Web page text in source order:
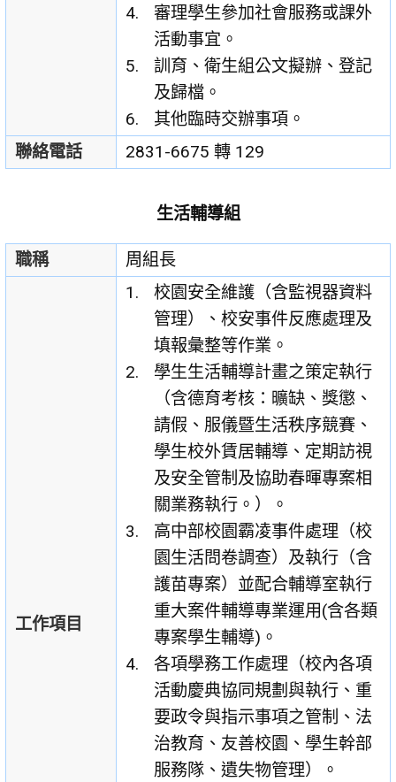
審理學生參加社會服務或課外
活動事宜。
訓育、衛生組公文擬辦、登記
及歸檔。
其他臨時交辦事項。
聯絡電話
2831-6675 轉 129
生活輔導組
職稱 周組長
工作項目
校園安全維護（含監視器資料
管理）、校安事件反應處理及
填報彙整等作業。
學生生活輔導計畫之策定執行
（含德育考核：曠缺、獎懲、
請假、服儀暨生活秩序競賽、
學生校外賃居輔導、定期訪視
及安全管制及協助春暉專案相
關業務執行。）。
高中部校園霸凌事件處理（校
園生活問卷調查）及執行（含
護苗專案）並配合輔導室執行
重大案件輔導專業運用(含各類
專案學生輔導)。
各項學務工作處理（校內各項
活動慶典協同規劃與執行、重
要政令與指示事項之管制、法
治教育、友善校園、學生幹部
服務隊、遺失物管理）。